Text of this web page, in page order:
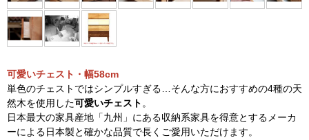
可愛いチェスト・幅58cm
単色のチェストではシンプルすぎる…そんな方におすすめの4種の天
然木を使用した可愛いチェスト。
日本最大の家具産地「九州」にある収納系家具を得意とするメーカ
ーによる日本製と確かな品質で長くご愛用いただけます。